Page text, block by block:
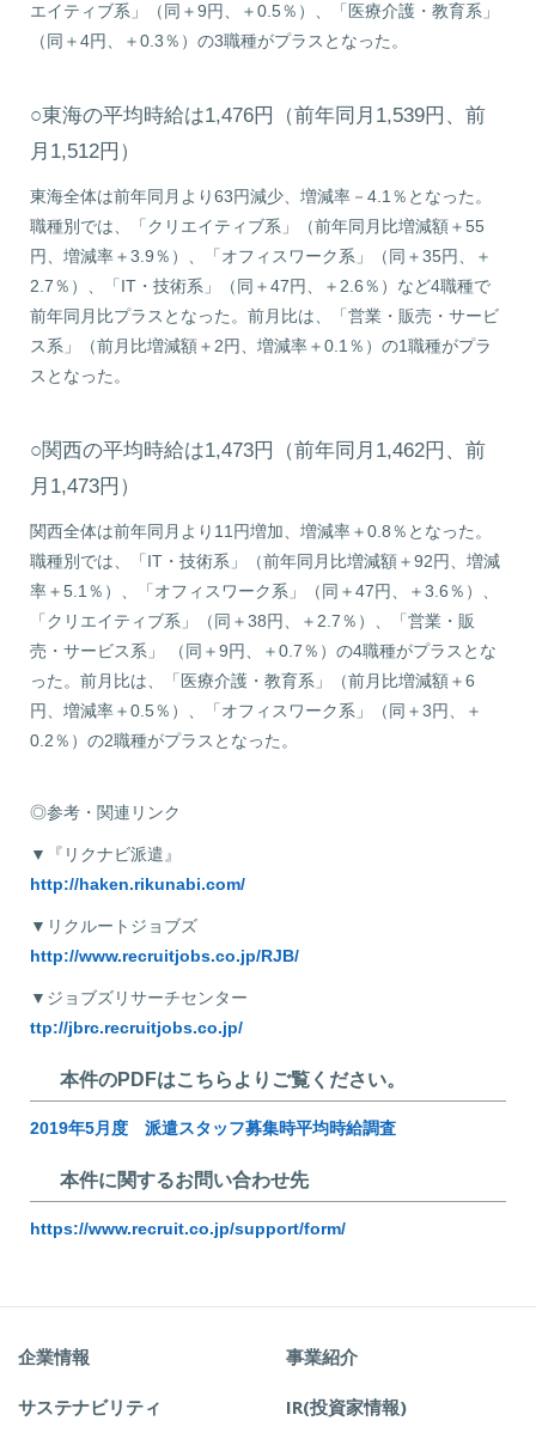
エイティブ系」（同＋9円、＋0.5％）、「医療介護・教育系」
（同＋4円、＋0.3％）の3職種がプラスとなった。
○東海の平均時給は1,476円（前年同月1,539円、前
月1,512円）
東海全体は前年同月より63円減少、増減率－4.1％となった。
職種別では、「クリエイティブ系」（前年同月比増減額＋55
円、増減率＋3.9％）、「オフィスワーク系」（同＋35円、＋
2.7％）、「IT・技術系」（同＋47円、＋2.6％）など4職種で
前年同月比プラスとなった。前月比は、「営業・販売・サービ
ス系」（前月比増減額＋2円、増減率＋0.1％）の1職種がプラ
スとなった。
○関西の平均時給は1,473円（前年同月1,462円、前
月1,473円）
関西全体は前年同月より11円増加、増減率＋0.8％となった。
職種別では、「IT・技術系」（前年同月比増減額＋92円、増減
率＋5.1％）、「オフィスワーク系」（同＋47円、＋3.6％）、
「クリエイティブ系」（同＋38円、＋2.7％）、「営業・販
売・サービス系」 （同＋9円、＋0.7％）の4職種がプラスとな
った。前月比は、「医療介護・教育系」（前月比増減額＋6
円、増減率＋0.5％）、「オフィスワーク系」（同＋3円、＋
0.2％）の2職種がプラスとなった。
◎参考・関連リンク
▼『リクナビ派遣』
http://haken.rikunabi.com/
▼リクルートジョブズ
http://www.recruitjobs.co.jp/RJB/
▼ジョブズリサーチセンター
ttp://jbrc.recruitjobs.co.jp/
本件のPDFはこちらよりご覧ください。
2019年5月度 派遣スタッフ募集時平均時給調査
本件に関するお問い合わせ先
https://www.recruit.co.jp/support/form/
企業情報 事業紹介
サステナビリティ IR(投資家情報)